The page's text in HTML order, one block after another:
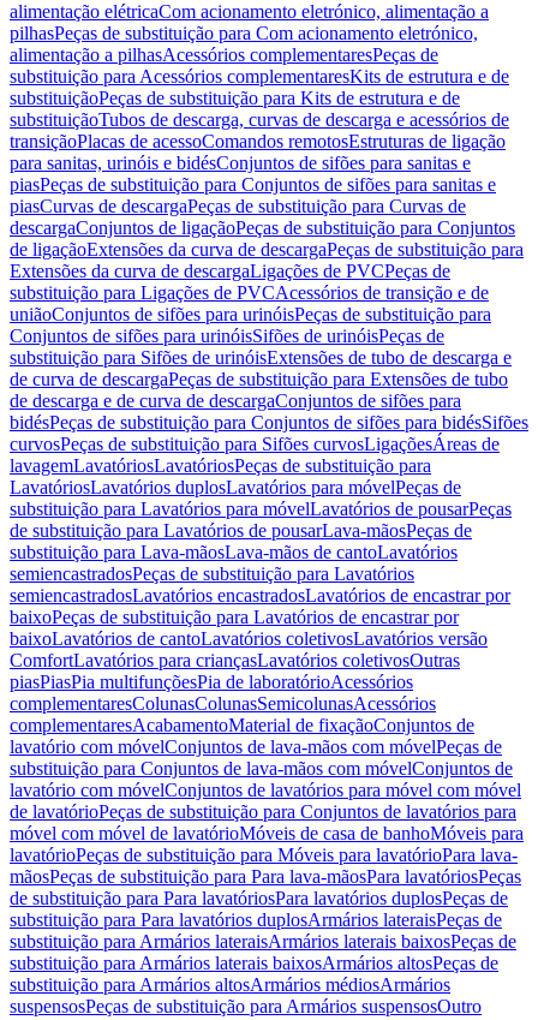
alimentação elétricaCom acionamento eletrónico, alimentação a
pilhasPeças de substituição para Com acionamento eletrónico,
alimentação a pilhasAcessórios complementaresPeças de
substituição para Acessórios complementaresKits de estrutura e de
substituiçãoPeças de substituição para Kits de estrutura e de
substituiçãoTubos de descarga, curvas de descarga e acessórios de
transiçãoPlacas de acessoComandos remotosEstruturas de ligação
para sanitas, urinóis e bidésConjuntos de sifões para sanitas e
piasPeças de substituição para Conjuntos de sifões para sanitas e
piasCurvas de descargaPeças de substituição para Curvas de
descargaConjuntos de ligaçãoPeças de substituição para Conjuntos
de ligaçãoExtensões da curva de descargaPeças de substituição para
Extensões da curva de descargaLigações de PVCPeças de
substituição para Ligações de PVCAcessórios de transição e de
uniãoConjuntos de sifões para urinóisPeças de substituição para
Conjuntos de sifões para urinóisSifões de urinóisPeças de
substituição para Sifões de urinóisExtensões de tubo de descarga e
de curva de descargaPeças de substituição para Extensões de tubo
de descarga e de curva de descargaConjuntos de sifões para
bidésPeças de substituição para Conjuntos de sifões para bidésSifões
curvosPeças de substituição para Sifões curvosLigaçõesÁreas de
lavagemLavatóriosLavatóriosPeças de substituição para
LavatóriosLavatórios duplosLavatórios para móvelPeças de
substituição para Lavatórios para móvelLavatórios de pousarPeças
de substituição para Lavatórios de pousarLava-mãosPeças de
substituição para Lava-mãosLava-mãos de cantoLavatórios
semiencastradosPeças de substituição para Lavatórios
semiencastradosLavatórios encastradosLavatórios de encastrar por
baixoPeças de substituição para Lavatórios de encastrar por
baixoLavatórios de cantoLavatórios coletivosLavatórios versão
ComfortLavatórios para criançasLavatórios coletivosOutras
piasPiasPia multifunçõesPia de laboratórioAcessórios
complementaresColunasColunasSemicolunasAcessórios
complementaresAcabamentoMaterial de fixaçãoConjuntos de
lavatório com móvelConjuntos de lava-mãos com móvelPeças de
substituição para Conjuntos de lava-mãos com móvelConjuntos de
lavatório com móvelConjuntos de lavatórios para móvel com móvel
de lavatórioPeças de substituição para Conjuntos de lavatórios para
móvel com móvel de lavatórioMóveis de casa de banhoMóveis para
lavatórioPeças de substituição para Móveis para lavatórioPara lava-
mãosPeças de substituição para Para lava-mãosPara lavatóriosPeças
de substituição para Para lavatóriosPara lavatórios duplosPeças de
substituição para Para lavatórios duplosArmários lateraisPeças de
substituição para Armários lateraisArmários laterais baixosPeças de
substituição para Armários laterais baixosArmários altosPeças de
substituição para Armários altosArmários médiosArmários
suspensosPeças de substituição para Armários suspensosOutro